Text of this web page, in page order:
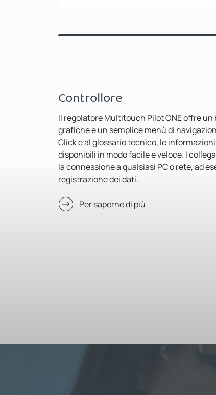
Controllore
Il regolatore Multitouch Pilot ONE offre
grafiche e un semplice menù di
Click e al glossario tecnico, le
disponibili in modo facile e veloce. I
la connessione a qualsiasi PC o rete, ad
registrazione dei dati.
Per saperne di più